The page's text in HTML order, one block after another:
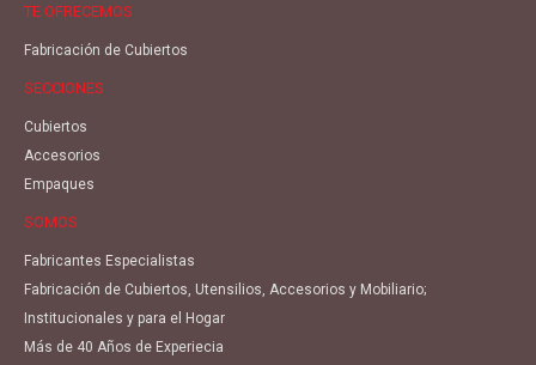
TE OFRECEMOS
Fabricación de Cubiertos
SECCIONES
Cubiertos
Accesorios
Empaques
SOMOS
Fabricantes Especialistas
Fabricación de Cubiertos, Utensilios, Accesorios y Mobiliario;
Institucionales y para el Hogar
Más de 40 Años de Experiecia